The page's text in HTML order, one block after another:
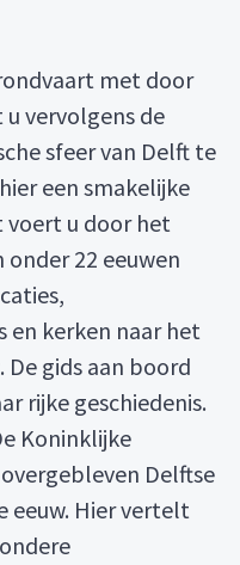
met door
vervolgens de
sfeer van Delft te
een smakelijke
voert u door het
22 eeuwen
en kerken naar het
gids aan boord
rijke geschiedenis.
Koninklijke
Delftse
eeuw. Hier vertelt